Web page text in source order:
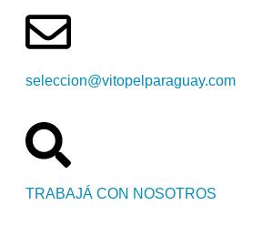
seleccion@vitopelparaguay.com
TRABAJÁ CON NOSOTROS